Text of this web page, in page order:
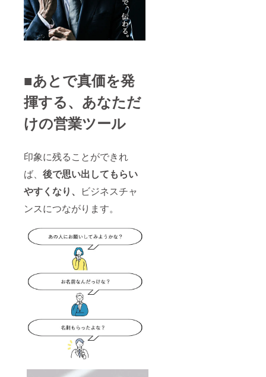
■あとで真価を発
揮する、あなただ
けの営業ツール
印象に残ることができれ
ば、 後で思い出してもらい
やすくなり、
ビジネスチャ
ンスにつながります。